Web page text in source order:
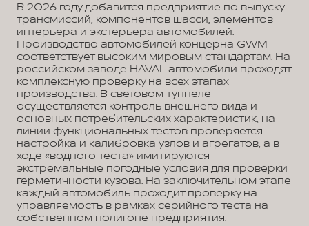
В 2026 году добавится предприятие по выпуску
трансмиссий, компонентов шасси, элементов
интерьера и экстерьера автомобилей.
Производство автомобилей концерна GWM
соответствует высоким мировым стандартам. На
российском заводе HAVAL автомобили проходят
комплексную проверку на всех этапах
производства. В световом туннеле
осуществляется контроль внешнего вида и
основных потребительских характеристик, на
линии функциональных тестов проверяется
настройка и калибровка узлов и агрегатов, а в
ходе «водного теста» имитируются
экстремальные погодные условия для проверки
герметичности кузова. На заключительном этапе
каждый автомобиль проходит проверку на
управляемость в рамках серийного теста на
собственном полигоне предприятия.